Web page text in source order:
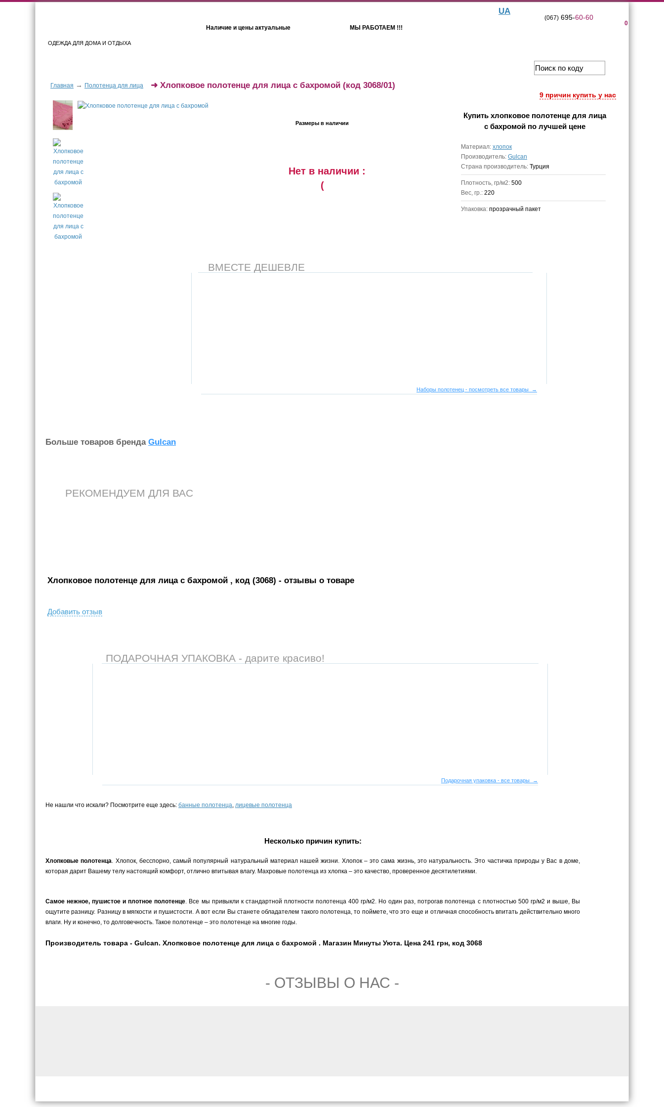
ОДЕЖДА ДЛЯ ДОМА И ОТДЫХА
Наличие и цены актуальные МЫ РАБОТАЕМ !!!
UA
0
(067)695-60-60
Главная → Полотенца для лица
9 причин купить у нас
➜ Хлопковое полотенце для лица с бахромой (код 3068/01)
Размеры в наличии
Нет в наличии :
(
Купить хлопковое полотенце для лица
с бахромой по лучшей цене
Материал: хлопок
Производитель: Gulcan
Страна производитель: Турция
Плотность, гр/м2: 500
Вес, гр.: 220
Упаковка: прозрачный пакет
ВМЕСТЕ ДЕШЕВЛЕ
Наборы полотенец - посмотреть все товары →
Больше товаров бренда Gulcan
РЕКОМЕНДУЕМ ДЛЯ ВАС
Хлопковое полотенце для лица с бахромой , код (3068) - отзывы о товаре
Добавить отзыв
ПОДАРОЧНАЯ УПАКОВКА - дарите красиво!
Подарочная упаковка - все товары →
Не нашли что искали? Посмотрите еще здесь: банные полотенца, лицевые полотенца
Несколько причин купить:
Хлопковые полотенца. Хлопок, бесспорно, самый популярный натуральный материал нашей жизни. Хлопок – это сама жизнь, это натуральность. Это частичка природы у Вас в доме,
которая дарит Вашему телу настоящий комфорт, отлично впитывая влагу. Махровые полотенца из хлопка – это качество, проверенное десятилетиями.
Самое нежное, пушистое и плотное полотенце. Все мы привыкли к стандартной плотности полотенца 400 гр/м2. Но один раз, потрогав полотенца с плотностью 500 гр/м2 и выше, Вы
ощутите разницу. Разницу в мягкости и пушистости. А вот если Вы станете обладателем такого полотенца, то поймете, что это еще и отличная способность впитать действительно много
влаги. Ну и конечно, то долговечность. Такое полотенце – это полотенце на многие годы.
Производитель товара - Gulcan. Хлопковое полотенце для лица с бахромой . Магазин Минуты Уюта. Цена 241 грн, код 3068
- ОТЗЫВЫ О НАС -